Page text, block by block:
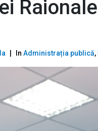
In Administrația publică,